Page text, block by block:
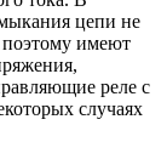
цепи не
поэтому имеют
реле с
случаях